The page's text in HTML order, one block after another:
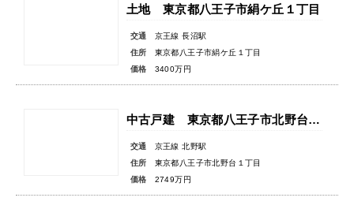
土地 東京都八王子市絹ケ丘１丁目
交通
京王線 長沼駅
住所
東京都八王子市絹ケ丘１丁目
価格
3400万円
中古戸建 東京都八王子市北野台１丁目
交通
京王線 北野駅
住所
東京都八王子市北野台１丁目
価格
2749万円